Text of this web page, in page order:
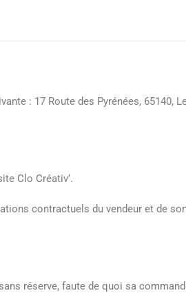
: 17 Route des Pyrénées, 65140,
Clo Créativ’.
contractuels du vendeur et de
réserve, faute de quoi sa